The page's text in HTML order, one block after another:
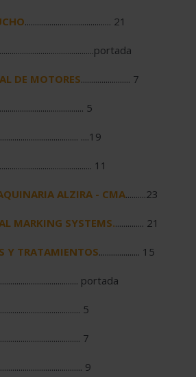
.......................................... 21
DE MOTORES........................ 7
5
....19
11
ALZIRA - CMA..........23
MARKING SYSTEMS............... 21
Y TRATAMIENTOS.................... 15
portada
5
7
9